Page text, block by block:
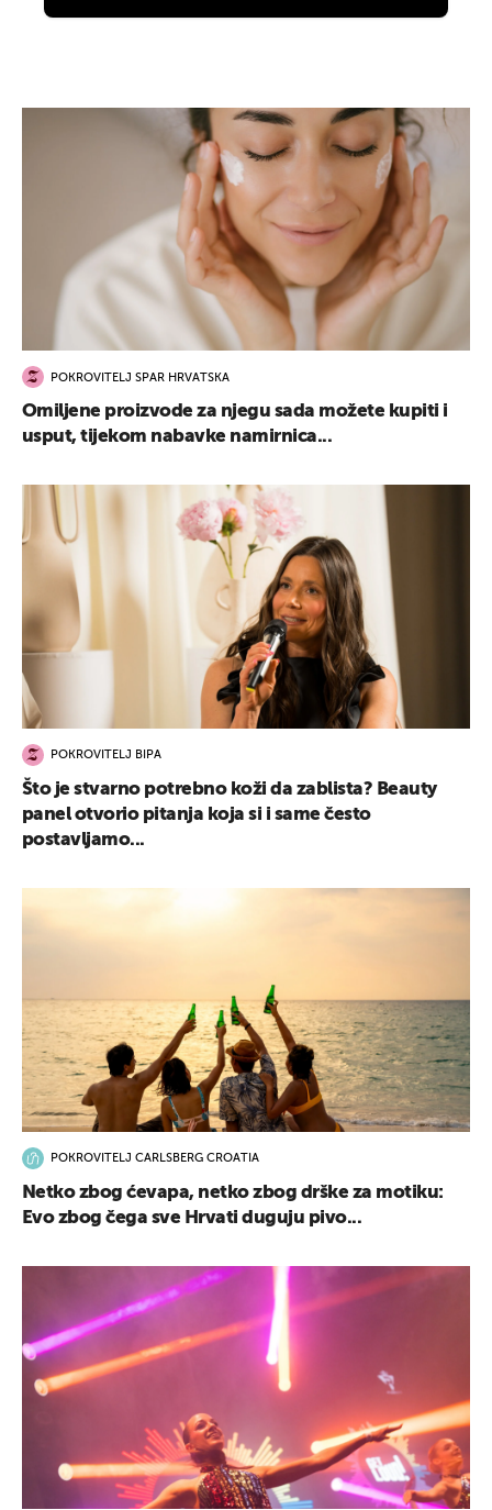
POKROVITELJ SPAR HRVATSKA
Omiljene proizvode za njegu sada možete kupiti i
usput, tijekom nabavke namirnica...
POKROVITELJ BIPA
Što je stvarno potrebno koži da zablista? Beauty
panel otvorio pitanja koja si i same često
postavljamo...
POKROVITELJ CARLSBERG CROATIA
Netko zbog ćevapa, netko zbog drške za motiku:
Evo zbog čega sve Hrvati duguju pivo...